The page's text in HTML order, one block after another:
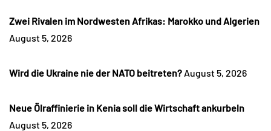
Zwei Rivalen im Nordwesten Afrikas: Marokko und Algerien
August 5, 2026
Wird die Ukraine nie der NATO beitreten? August 5, 2026
Neue Ölraffinierie in Kenia soll die Wirtschaft ankurbeln
August 5, 2026